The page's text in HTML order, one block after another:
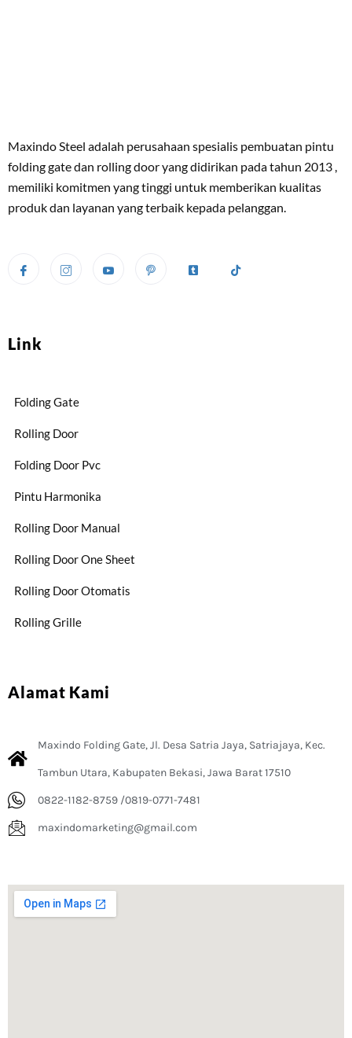
Maxindo Steel adalah perusahaan spesialis pembuatan pintu
folding gate dan rolling door yang didirikan pada tahun 2013 ,
memiliki komitmen yang tinggi untuk memberikan kualitas
produk dan layanan yang terbaik kepada pelanggan.
Link
Folding Gate
Rolling Door
Folding Door Pvc
Pintu Harmonika
Rolling Door Manual
Rolling Door One Sheet
Rolling Door Otomatis
Rolling Grille
Alamat Kami
Maxindo Folding Gate, Jl. Desa Satria Jaya, Satriajaya, Kec.
Tambun Utara, Kabupaten Bekasi, Jawa Barat 17510
0822-1182-8759 /0819-0771-7481
maxindomarketing@gmail.com